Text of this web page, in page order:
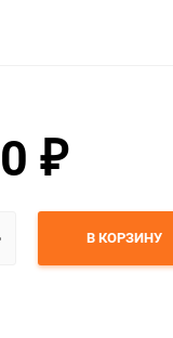
₽
В КОРЗИНУ